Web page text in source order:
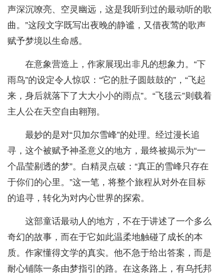
声深沉嘹亮、空灵幽远，这是我听到过的最动听的歌
曲。”这段文字既写出夜晚的静谧，又借夜莺的歌声
赋予梦境以生命感。
在意象营造上，作家展现出非凡的想象力。“下
雨鸟”的设定令人惊叹：“它的肚子圆鼓鼓的”，“飞起
来，身后就落下了大大小小的雨点”。“飞毯云”则载着
主人公在天空自由翱翔。
最妙的是对“贝加尔雪峰”的处理。经过漫长追
寻，这个被赋予神圣意义的地方，最终被揭示为“一
个晶莹剔透的梦”。白精灵点破：“真正的雪峰只存在
于你们的心里。”这一笔，将整个旅程从对外在目标
的追寻，转化为对内心世界的探索。
这部童话最动人的地方，不在于讲述了一个多么
奇幻的故事，而在于它如此温柔地触碰了成长的本
质。作家懂得文学的真实。他不急于给出答案，而是
耐心铺陈一条由梦指引的路。在这条路上，有乌托邦